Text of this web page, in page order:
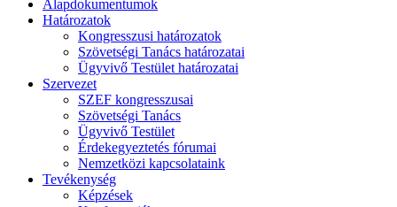
Alapdokumentumok
Határozatok
Kongresszusi határozatok
Szövetségi Tanács határozatai
Ügyvivő Testület határozatai
Szervezet
SZEF kongresszusai
Szövetségi Tanács
Ügyvivő Testület
Érdekegyeztetés fórumai
Nemzetközi kapcsolataink
Tevékenység
Képzések